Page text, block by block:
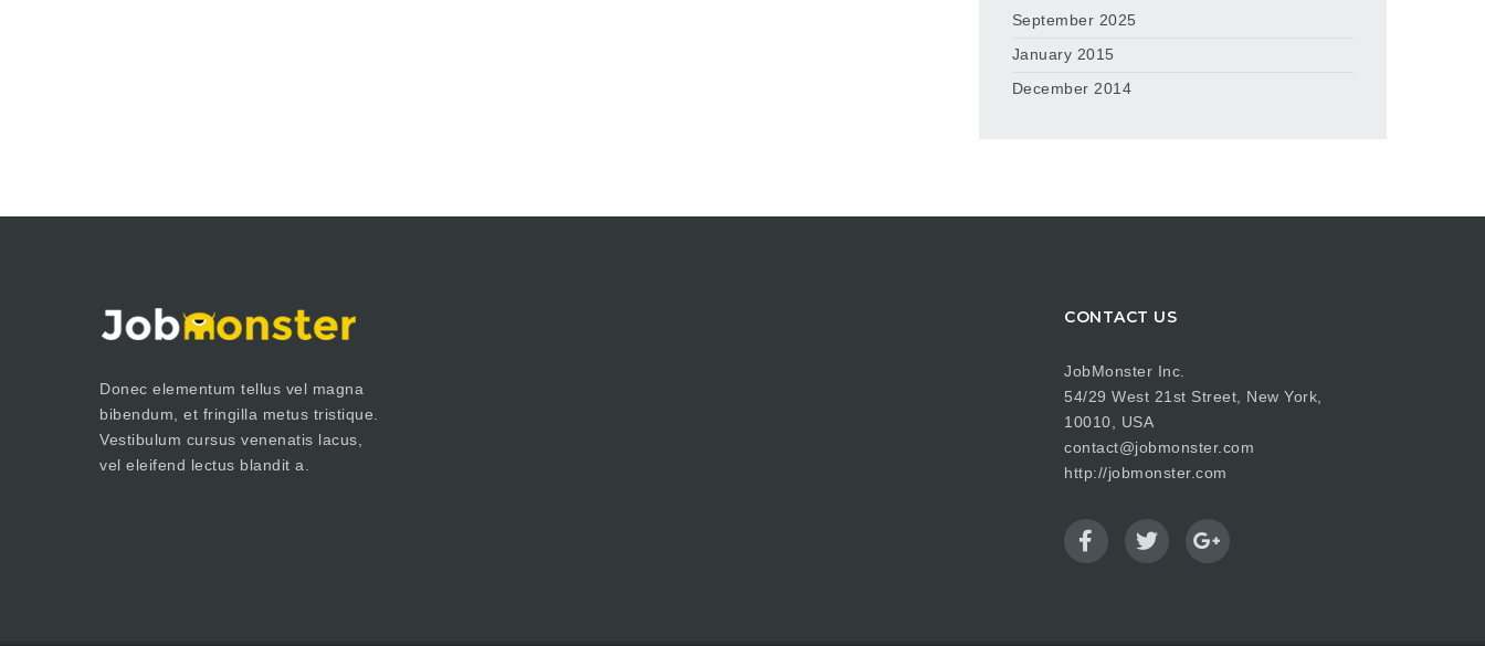
September 2025
January 2015
December 2014
Donec elementum tellus vel magna
bibendum, et fringilla metus tristique.
Vestibulum cursus venenatis lacus,
vel eleifend lectus blandit a.
CONTACT US
JobMonster Inc.
54/29 West 21st Street, New York,
10010, USA
contact@jobmonster.com
http://jobmonster.com